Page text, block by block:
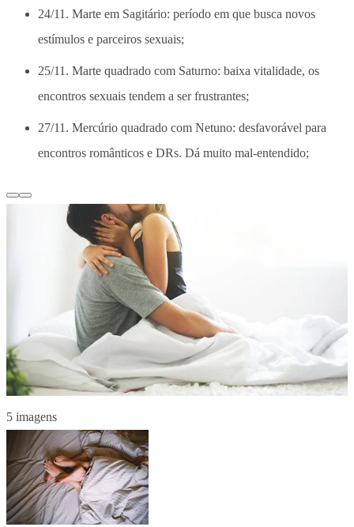
24/11. Marte em Sagitário: período em que busca novos
estímulos e parceiros sexuais;
25/11. Marte quadrado com Saturno: baixa vitalidade, os
encontros sexuais tendem a ser frustrantes;
27/11. Mercúrio quadrado com Netuno: desfavorável para
encontros românticos e DRs. Dá muito mal-entendido;
5 imagens